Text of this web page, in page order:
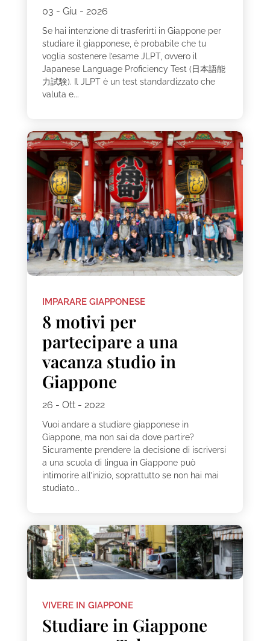
03 - Giu - 2026
Se hai intenzione di trasferirti in Giappone per
studiare il giapponese, è probabile che tu
voglia sostenere l’esame JLPT, ovvero il
Japanese Language Proficiency Test (日本語能
力試験). Il JLPT è un test standardizzato che
valuta e...
IMPARARE GIAPPONESE
8 motivi per
partecipare a una
vacanza studio in
Giappone
26 - Ott - 2022
Vuoi andare a studiare giapponese in
Giappone, ma non sai da dove partire?
Sicuramente prendere la decisione di iscriversi
a una scuola di lingua in Giappone può
intimorire all’inizio, soprattutto se non hai mai
studiato...
VIVERE IN GIAPPONE
Studiare in Giappone